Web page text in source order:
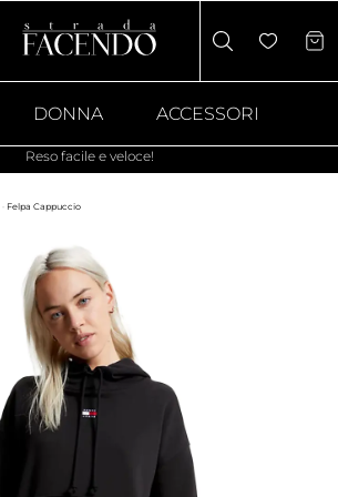
DONNA ACCESSORI
Reso facile e veloce!
· Felpa Cappuccio